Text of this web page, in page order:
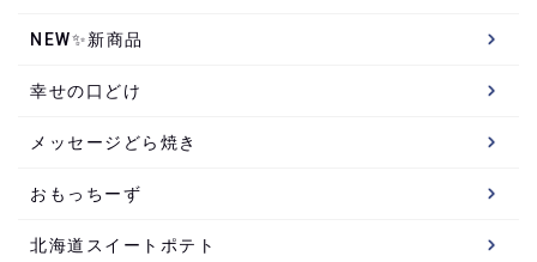
NEW✨新商品
幸せの口どけ
メッセージどら焼き
おもっちーず
北海道スイートポテト